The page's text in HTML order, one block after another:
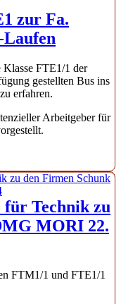
zur Fa.
Laufen
FTE1/1 der
gestellten Bus ins
erfahren.
Arbeitgeber für
für Technik zu
MORI 22.
FTM1/1 und FTE1/1